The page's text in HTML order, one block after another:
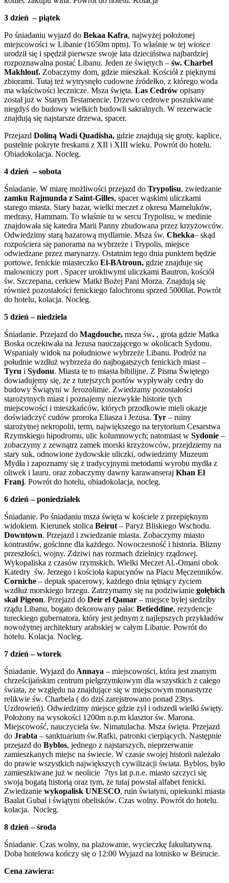
3 dzień – piątek
Po śniadaniu wyjazd do Bekaa Kafra, najwyżej położonej
miejscowości w Libanie (1650m npm). To właśnie w tej wiosce
urodził się i spędził pierwsze swoje lata dzieciństwa najbardziej
rozpoznawalna postać Libanu. Jeden ze świętych – św. Charbel
Makhlouf. Zobaczymy dom, gdzie mieszkał. Kościół z pięknymi
zbiorami. Tutaj też wytrysnęło cudowne źródełko, z którego woda
ma właściwości lecznicze. Msza święta. Las Cedrów opisany
został już w Starym Testamencie. Drzewo cedrowe poszukiwane
niegdyś do budowy wielkich budowli sakralnych. W rezerwacie
znajdują się najstarsze drzewa, spacer.
Przejazd Doliną Wadi Quadisha, gdzie znajdują się groty, kaplice,
pustelnie pokryte freskami z XII i XIII wieku. Powrót do hotelu.
Obiadokolacja. Nocleg.
4 dzień – sobota
Śniadanie. W miarę możliwości przejazd do Trypolisu, zwiedzanie
zamku Rajmunda z Saint-Gilles, spacer wąskimi uliczkami
starego miasta. Stary bazar, wielki meczet z okresu Mameluków,
medrasy, Hammam. To właśnie tu w sercu Trypolisu, w medinie
znajdowała się katedra Marii Panny zbudowana przez krzyżowców.
Odwiedzimy starą bazarową mydlarnie. Msza św. Chekka– skąd
rozpościera się panorama na wybrzeże i Trypolis, miejsce
odwiedzane przez marynarzy. Ostatnim tego dnia punktem będzie
portowe, fenickie miasteczko El-BAtroun, gdzie znajduje się
malowniczy port . Spacer urokliwymi uliczkami Bautron, kościół
św. Szczepana, cerkiew Matki Bożej Pani Morza. Znajdują się
również pozostałości fenickiego falochronu sprzed 5000lat. Powrót
do hotelu, kolacja. Nocleg.
5 dzień – niedziela
Śniadanie. Przejazd do Magdouche, msza św. , grota gdzie Matka
Boska oczekiwała na Jezusa nauczającego w okolicach Sydonu.
Wspaniały widok na południowe wybrzeże Libanu. Podróż na
południe wzdłuż wybrzeża do najbogatszych fenickich miast –
Tyru i Sydonu. Miasta te to miasta bibilijne. Z Pisma Świętego
dowiadujemy się, że z tutejszych portów wypływały cedry do
budowy Świątyni w Jerozolimie. Zwiedzamy pozostałości
starożytnych miast i poznajemy niezwykłe historie tych
miejscowości i mieszkańców, których przodkowie mieli okazje
doświadczyć cudów proroka Eliasza i Jezusa. Tyr – ruiny
starożytnej nekropolii, term, największego na terytorium Cesarstwa
Rzymskiego hipodromu, ulic kolumnowych; natomiast w Sydonie –
zobaczymy z zewnątrz zamek morski krzyżowców, przejdziemy na
stary suk, odnowione żydowskie uliczki, odwiedzimy Muzeum
Mydła i zapoznamy się z tradycyjnymi metodami wyrobu mydła z
oliwek i lauru. oraz zobaczymy dawny karawanseraj Khan El
Franj. Powrót do hotelu, obiadokolacja, nocleg.
6 dzień – poniedziałek
Śniadanie. Po śniadaniu msza święta w kościele z przepięknym
widokiem. Kierunek stolica Beirut – Paryż Bliskiego Wschodu.
Downtown. Przejazd i zwiedzanie miasta. Zobaczymy miasto
kontrastów, gościnne dla każdego. Nowoczesność i historia. Blizny
przeszłości, wojny. Zdziwi nas rozmach dzielnicy rządowej.
Wykopaliska z czasów rzymskich. Wielki Meczet Al.-Omani obok
Katedry św. Jerzego i kościoła kapucynów na Placu Męczenników.
Corniche – deptak spacerowy, każdego dnia tętniący życiem
wzdłuż morskiego brzegu. Zatrzymamy się na podziwianie gołębich
skał Pigeon. Przejazd do Deir el Qamar – miejsce byłej siedziby
rządu Libanu, bogato dekorowany pałac Betieddine, rezydencje
tureckiego gubernatora, który jest jednym z najlepszych przykładów
nowożytnej architektury arabskiej w całym Libanie. Powrót do
hotelu. Kolacja. Nocleg.
7 dzień – wtorek
Śniadanie. Wyjazd do Annaya – miejscowości, która jest znanym
chrześcijańskim centrum pielgrzymkowym dla wszystkich z całego
świata, ze względu na znajdujące się w miejscowym monastyrze
relikwie św. Charbela ( do dziś zarejstrowano ponad 23tys.
Uzdrowień). Odwiedzimy miejsce gdzie zył i odszedł wielki święty.
Położony na wysokości 1200m n.p.m klasztor św. Marona.
Miejscowość, nauczyciela św. Nimatulacha. Msza święta. Przejazd
do Jrabta – sanktuarium św.Rafki, patronki cierpiących. Następnie
przejazd do Byblos, jednego z najstarszych, nieprzerwanie
zamieszkanych miejsc na świecie. W czasie swojej historii należało
do prawie wszystkich największych cywilizacji świata. Byblos, było
zamieszkiwane już w neolicie 7tys lat p.n.e. miasto szczyci się
swoją bogatą historią oraz tym, że tutaj powstał alfabet fenicki.
Zwiedzanie wykopalisk UNESCO, ruin światyni, opiekunki miasta
Baalat Gubal i świątyni obelisków. Czas wolny. Powrót do hotelu.
kolacja. Nocleg.
8 dzień – środa
Śniadanie. Czas wolny, na plażowanie, wycieczkę fakultatywną.
Doba hotelowa kończy się o 12:00 Wyjazd na lotnisko w Beirucie.
Cena zawiera: